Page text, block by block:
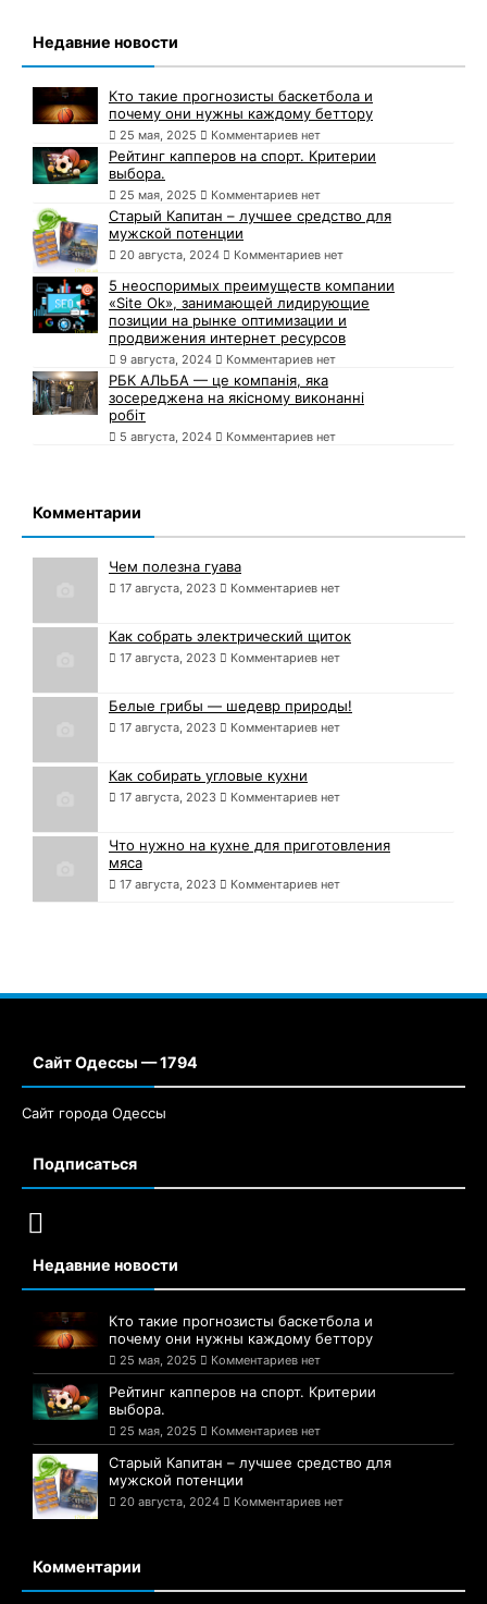
Недавние новости
Кто такие прогнозисты баскетбола и
почему они нужны каждому беттору
25 мая, 2025 Комментариев нет
Рейтинг капперов на спорт. Критерии
выбора.
25 мая, 2025 Комментариев нет
Старый Капитан – лучшее средство для
мужской потенции
20 августа, 2024 Комментариев нет
5 неоспоримых преимуществ компании
«Site Ok», занимающей лидирующие
позиции на рынке оптимизации и
продвижения интернет ресурсов
9 августа, 2024 Комментариев нет
РБК АЛЬБА — це компанія, яка
зосереджена на якісному виконанні
робіт
5 августа, 2024 Комментариев нет
Комментарии
Чем полезна гуава
17 августа, 2023 Комментариев нет
Как собрать электрический щиток
17 августа, 2023 Комментариев нет
Белые грибы — шедевр природы!
17 августа, 2023 Комментариев нет
Как собирать угловые кухни
17 августа, 2023 Комментариев нет
Что нужно на кухне для приготовления
мяса
17 августа, 2023 Комментариев нет
Сайт Одессы — 1794
Сайт города Одессы
Подписаться
Недавние новости
Кто такие прогнозисты баскетбола и
почему они нужны каждому беттору
25 мая, 2025 Комментариев нет
Рейтинг капперов на спорт. Критерии
выбора.
25 мая, 2025 Комментариев нет
Старый Капитан – лучшее средство для
мужской потенции
20 августа, 2024 Комментариев нет
Комментарии